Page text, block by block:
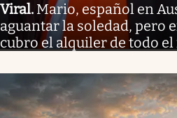
Viral. Mario, español en
aguantar la soledad, pero
cubro el alquiler de todo el